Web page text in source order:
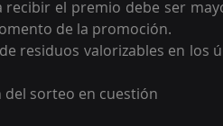
de la promoción.
del sorteo en cuestión